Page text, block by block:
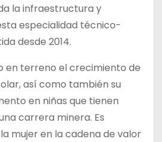
la infraestructura y
especialidad técnico-
desde 2014.
en terreno el crecimiento de
así como también su
en niñas que tienen
carrera minera. Es
mujer en la cadena de valor